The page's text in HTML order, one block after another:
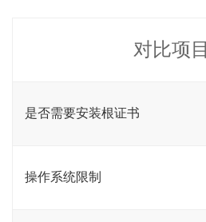
对比项目
是否需要安装根证书
操作系统限制